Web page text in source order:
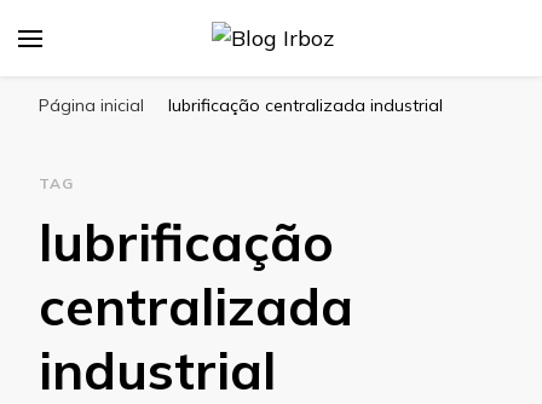
Página inicial lubrificação centralizada industrial
TAG
lubrificação
centralizada
industrial